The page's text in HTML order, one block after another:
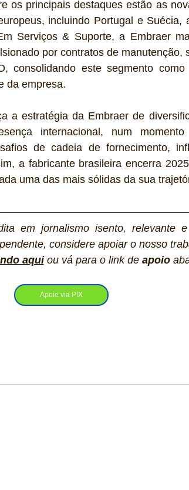
incluindo Portugal e Suécia,
Serviços & Suporte, a Embraer
por contratos de manutenção,
consolidando este segmento
da empresa.
a estratégia da Embraer de
internacional, num
de cadeia de fornecimento,
a fabricante brasileira encerra
uma das mais sólidas da sua
em jornalismo isento, relevante
considere apoiar o nosso
aqui ou vá para o link de apoio
Apoie via PIX